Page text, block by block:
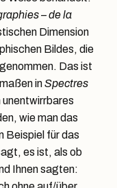
– de la
Dimension
Bildes, die
Das ist
inSpectres
wie man das
Beispiel für das
es ist, als ob
Ihnen sagten: